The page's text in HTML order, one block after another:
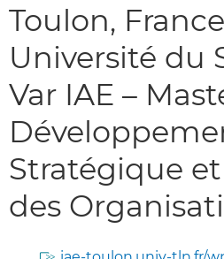
Toulon,
Université du
Var IAE –
Stratégique
des